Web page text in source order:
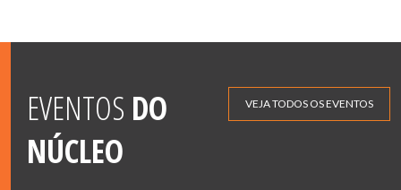
EVENTOS DO
NÚCLEO
VEJA TODOS OS EVENTOS